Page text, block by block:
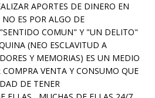
APORTES DE DINERO EN
ES POR ALGO DE
COMUN" Y "UN DELITO"
(NEO ESCLAVITUD A
Y MEMORIAS) ES UN MEDIO
COMPRA VENTA Y CONSUMO QUE
DE TENER